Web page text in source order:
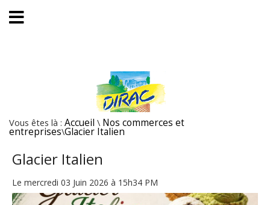
Vous êtes là : Accueil \ Nos commerces et
entreprises\Glacier Italien
Glacier Italien
Le mercredi 03 Juin 2026 à 15h34 PM